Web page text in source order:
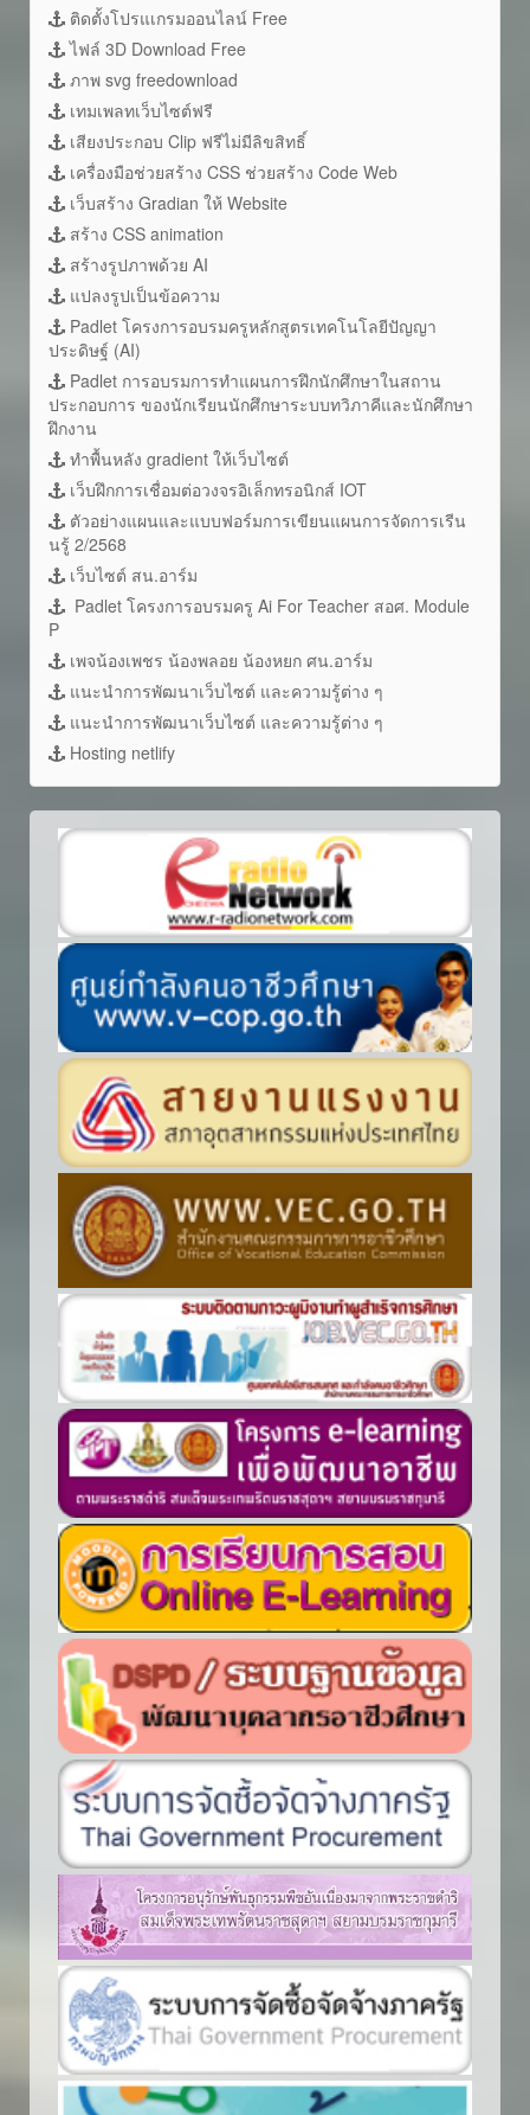
ติดตั้งโปรแเกรมออนไลน์ Free
ไฟล์ 3D Download Free
ภาพ svg freedownload
เทมเพลทเว็บไซต์ฟรี
เสียงประกอบ Clip ฟรีไม่มีลิขสิทธิ์
เครื่องมือช่วยสร้าง CSS ช่วยสร้าง Code Web
เว็บสร้าง Gradian ให้ Website
สร้าง CSS animation
สร้างรูปภาพด้วย AI
แปลงรูปเป็นข้อความ
Padlet โครงการอบรมครูหลักสูตรเทคโนโลยีปัญญา
ประดิษฐ์ (AI)
Padlet การอบรมการทำแผนการฝึกนักศึกษาในสถาน
ประกอบการ ของนักเรียนนักศึกษาระบบทวิภาคีและนักศึกษา
ฝึกงาน
ทำพื้นหลัง gradient ให้เว็บไซต์
เว็บฝึกการเชื่อมต่อวงจรอิเล็กทรอนิกส์ IOT
ตัวอย่างแผนและแบบฟอร์มการเขียนแผนการจัดการเรีน
นรู้ 2/2568
เว็บไซต์ สน.อาร์ม
Padlet โครงการอบรมครู Ai For Teacher สอศ. Module
P
เพจน้องเพชร น้องพลอย น้องหยก ศน.อาร์ม
แนะนำการพัฒนาเว็บไซต์ และความรู้ต่าง ๆ
แนะนำการพัฒนาเว็บไซต์ และความรู้ต่าง ๆ
Hosting netlify